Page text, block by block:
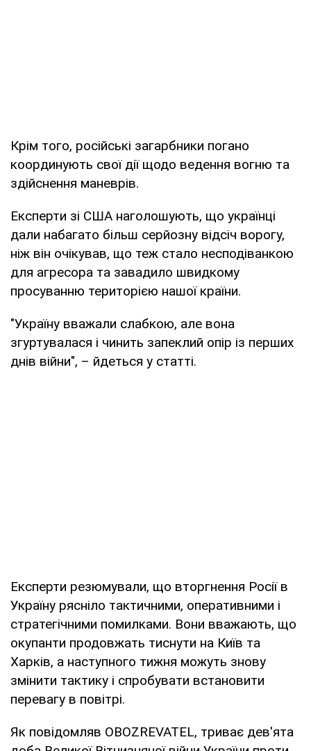
Крім того, російські загарбники погано
координують свої дії щодо ведення вогню та
здійснення маневрів.
Експерти зі США наголошують, що українці
дали набагато більш серйозну відсіч ворогу,
ніж він очікував, що теж стало несподіванкою
для агресора та завадило швидкому
просуванню територією нашої країни.
"Україну вважали слабкою, але вона
згуртувалася і чинить запеклий опір із перших
днів війни", – йдеться у статті.
Експерти резюмували, що вторгнення Росії в
Україну рясніло тактичними, оперативними і
стратегічними помилками. Вони вважають, що
окупанти продовжать тиснути на Київ та
Харків, а наступного тижня можуть знову
змінити тактику і спробувати встановити
перевагу в повітрі.
Як повідомляв OBOZREVATEL, триває дев'ята